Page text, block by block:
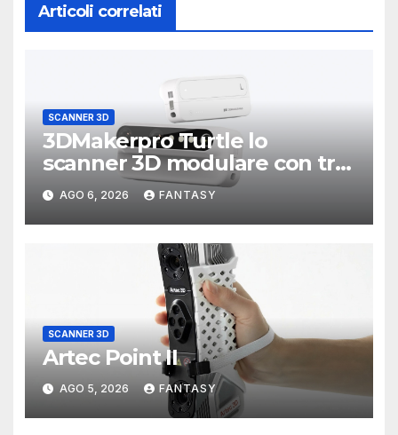
Articoli correlati
SCANNER 3D
3DMakerpro Turtle lo
scanner 3D modulare con tre
testine intercambiabili
AGO 6, 2026 FANTASY
SCANNER 3D
Artec Point II
AGO 5, 2026 FANTASY